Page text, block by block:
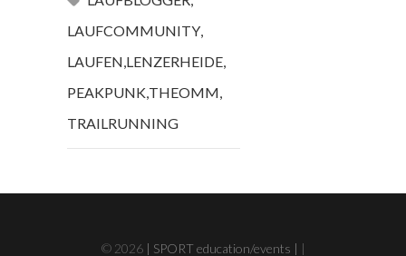
LAUFCOMMUNITY,
LAUFEN,LENZERHEIDE,
PEAKPUNK,THEOMM,
TRAILRUNNING
© 2026 | SPORT education/events | |